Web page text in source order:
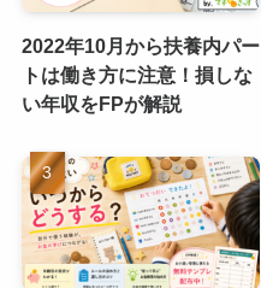
2022年10月から扶養内パー
トは働き方に注意！損しな
い年収をFPが解説